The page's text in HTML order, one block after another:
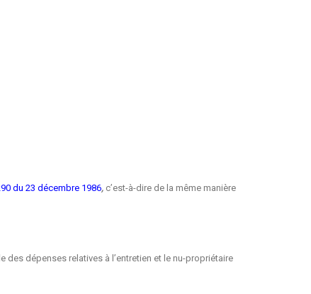
du 23 décembre 1986, c’est-à-dire de la même manière
des dépenses relatives à l’entretien et le nu-propriétaire